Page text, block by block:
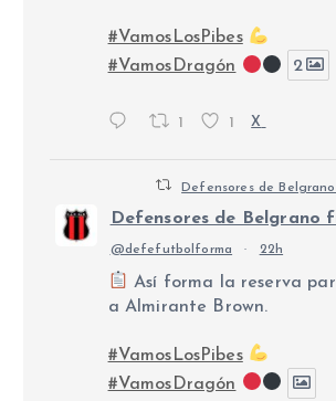
#VamosLosPibes
#VamosDragón
2
1 1 X
Defensores de
Defensores de
@defefutbolforma · 22h
Así forma la reserva
a Almirante Brown.
#VamosLosPibes
#VamosDragón